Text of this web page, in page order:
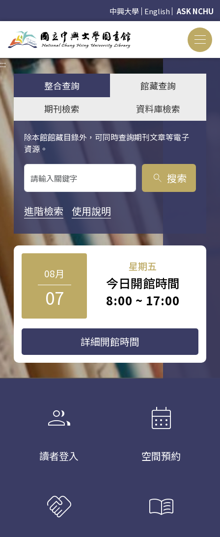
中興大學 English ASK NCHU
:::
整合查詢
館藏查詢
期刊檢索
資料庫檢索
除本館館藏目錄外，可同時查詢期刊文章等電子
資源。
關鍵字搜尋
search 搜索
進階檢索 使用說明
08月
07
星期五
今日開館時間
8:00 ~ 17:00
詳細開館時間
group
讀者登入
calendar_month
空間預約
handshake menu_book